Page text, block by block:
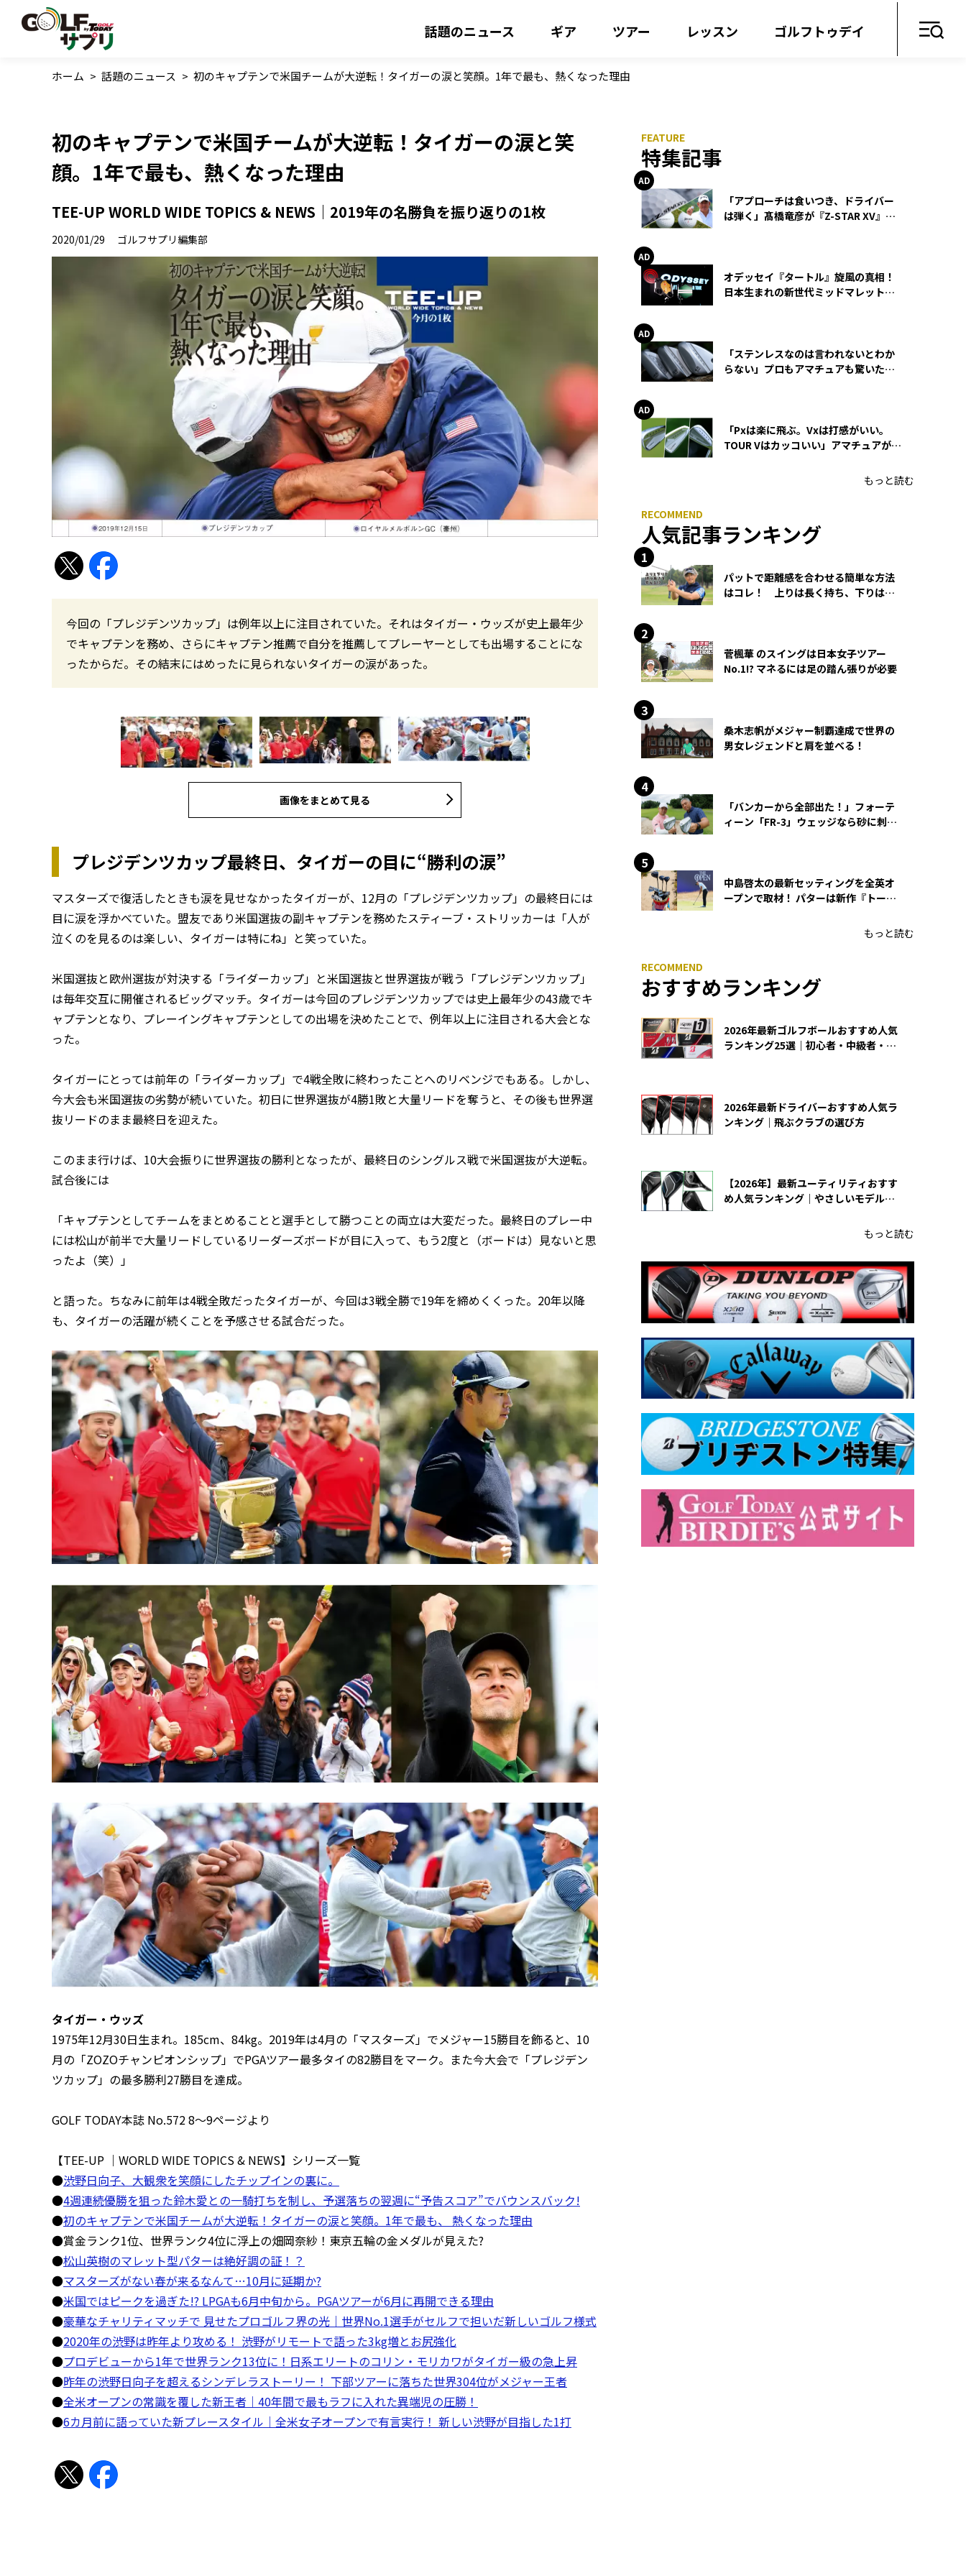
話題のニュース ギア ツアー レッスン ゴルフトゥデイ
ホーム > 話題のニュース > 初のキャプテンで米国チームが大逆転！タイガーの涙と笑顔。1年で最も、熱くなった理由
初のキャプテンで米国チームが大逆転！タイガーの涙と笑
顔。1年で最も、熱くなった理由
TEE-UP WORLD WIDE TOPICS & NEWS｜2019年の名勝負を振り返りの1枚
2020/01/29 ゴルフサプリ編集部
今回の「プレジデンツカップ」は例年以上に注目されていた。それはタイガー・ウッズが史上最年少
でキャプテンを務め、さらにキャプテン推薦で自分を推薦してプレーヤーとしても出場することにな
ったからだ。その結末にはめったに見られないタイガーの涙があった。
画像をまとめて見る
プレジデンツカップ最終日、タイガーの目に“勝利の涙”
マスターズで復活したときも涙を見せなかったタイガーが、12月の「プレジデンツカップ」の最終日には
目に涙を浮かべていた。盟友であり米国選抜の副キャプテンを務めたスティーブ・ストリッカーは「人が
泣くのを見るのは楽しい、タイガーは特にね」と笑っていた。
米国選抜と欧州選抜が対決する「ライダーカップ」と米国選抜と世界選抜が戦う「プレジデンツカップ」
は毎年交互に開催されるビッグマッチ。タイガーは今回のプレジデンツカップでは史上最年少の43歳でキ
ャプテンとなり、プレーイングキャプテンとしての出場を決めたことで、例年以上に注目される大会とな
った。
タイガーにとっては前年の「ライダーカップ」で4戦全敗に終わったことへのリベンジでもある。しかし、
今大会も米国選抜の劣勢が続いていた。初日に世界選抜が4勝1敗と大量リードを奪うと、その後も世界選
抜リードのまま最終日を迎えた。
このまま行けば、10大会振りに世界選抜の勝利となったが、最終日のシングルス戦で米国選抜が大逆転。
試合後には
「キャプテンとしてチームをまとめることと選手として勝つことの両立は大変だった。最終日のプレー中
には松山が前半で大量リードしているリーダーズボードが目に入って、もう2度と（ボードは）見ないと思
ったよ（笑）」
と語った。ちなみに前年は4戦全敗だったタイガーが、今回は3戦全勝で19年を締めくくった。20年以降
も、タイガーの活躍が続くことを予感させる試合だった。
タイガー・ウッズ
1975年12月30日生まれ。185cm、84kg。2019年は4月の「マスターズ」でメジャー15勝目を飾ると、10
月の「ZOZOチャンピオンシップ」でPGAツアー最多タイの82勝目をマーク。また今大会で「プレジデン
ツカップ」の最多勝利27勝目を達成。
GOLF TODAY本誌 No.572 8〜9ページより
【TEE-UP ｜WORLD WIDE TOPICS & NEWS】シリーズ一覧
●渋野日向子、大観衆を笑顔にしたチップインの裏に。
●4週連続優勝を狙った鈴木愛との一騎打ちを制し、予選落ちの翌週に“予告スコア”でバウンスバック!
●初のキャプテンで米国チームが大逆転！タイガーの涙と笑顔。1年で最も、 熱くなった理由
●賞金ランク1位、世界ランク4位に浮上の畑岡奈紗！東京五輪の金メダルが見えた?
●松山英樹のマレット型パターは絶好調の証！？
●マスターズがない春が来るなんて…10月に延期か?
●米国ではピークを過ぎた!? LPGAも6月中旬から。PGAツアーが6月に再開できる理由
●豪華なチャリティマッチで 見せたプロゴルフ界の光｜世界No.1選手がセルフで担いだ新しいゴルフ様式
●2020年の渋野は昨年より攻める！ 渋野がリモートで語った3kg増とお尻強化
●プロデビューから1年で世界ランク13位に！日系エリートのコリン・モリカワがタイガー級の急上昇
●昨年の渋野日向子を超えるシンデレラストーリー！ 下部ツアーに落ちた世界304位がメジャー王者
●全米オープンの常識を覆した新王者｜40年間で最もラフに入れた異端児の圧勝！
●6カ月前に語っていた新プレースタイル｜全米女子オープンで有言実行！ 新しい渋野が目指した1打
特集記事
「アプローチは食いつき、ドライバー
は弾く」髙橋竜彦が『Z-STAR XV』を
オデッセイ『タートル』旋風の真相！
日本生まれの新世代ミッドマレットが
「ステンレスなのは言われないとわか
らない」プロもアマチュアも驚いた
「Pxは楽に飛ぶ。Vxは打感がいい。
TOUR Vはカッコいい」アマチュアが選
もっと読む
人気記事ランキング
パットで距離感を合わせる簡単な方法
はコレ！ 上りは長く持ち、下りは短
菅楓華 のスイングは日本女子ツアー
No.1!? マネるには足の踏ん張りが必要
桑木志帆がメジャー制覇達成で世界の
男女レジェンドと肩を並べる！
「バンカーから全部出た！」フォーテ
ィーン「FR-3」ウェッジなら砂に刺さ
中島啓太の最新セッティングを全英オ
ープンで取材！ パターは新作『トーチ
もっと読む
おすすめランキング
2026年最新ゴルフボールおすすめ人気
ランキング25選｜初心者・中級者・上
2026年最新ドライバーおすすめ人気ラ
ンキング｜飛ぶクラブの選び方
【2026年】最新ユーティリティおすす
め人気ランキング｜やさしいモデルの
もっと読む